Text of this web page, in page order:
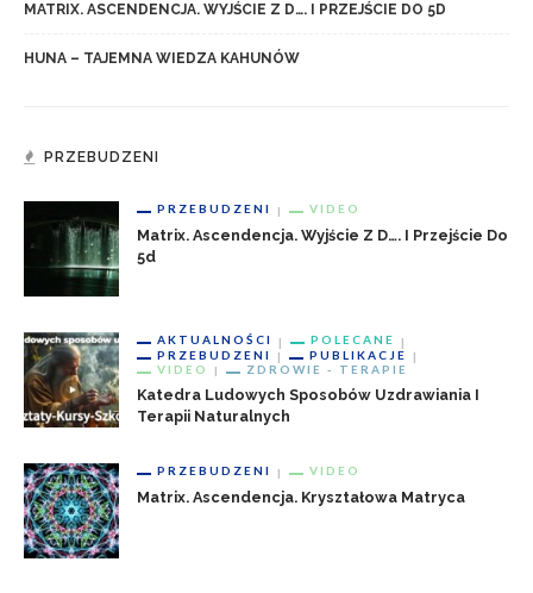
MATRIX. ASCENDENCJA. WYJŚCIE Z D…. I PRZEJŚCIE DO 5D
HUNA – TAJEMNA WIEDZA KAHUNÓW
PRZEBUDZENI
PRZEBUDZENI VIDEO
Matrix. Ascendencja. Wyjście Z D…. I Przejście Do
5d
AKTUALNOŚCI
POLECANE
PRZEBUDZENI
PUBLIKACJE
VIDEO
ZDROWIE - TERAPIE
Katedra Ludowych Sposobów Uzdrawiania I
Terapii Naturalnych
PRZEBUDZENI VIDEO
Matrix. Ascendencja. Kryształowa Matryca